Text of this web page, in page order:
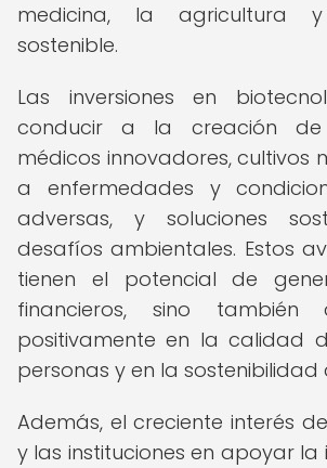
medicina, la agricultura
sostenible.
Las inversiones en
conducir a la creación de
médicos innovadores, cultivos
a enfermedades y
adversas, y soluciones
desafíos ambientales. Estos
tienen el potencial de
financieros, sino también
positivamente en la calidad
personas y en la sostenibilidad
Además, el creciente interés
y las instituciones en apoyar la